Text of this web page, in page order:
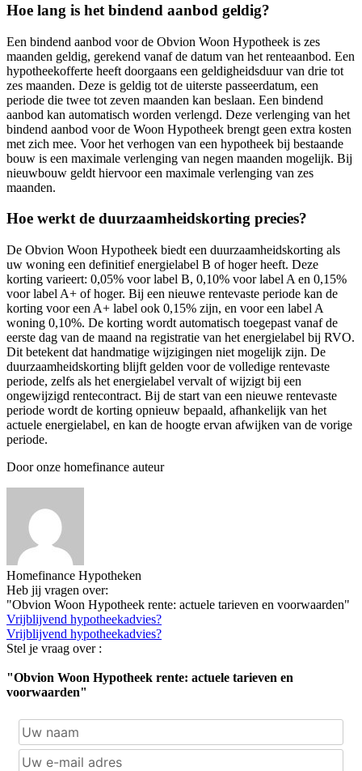
Hoe lang is het bindend aanbod geldig?
Een bindend aanbod voor de Obvion Woon Hypotheek is zes
maanden geldig, gerekend vanaf de datum van het renteaanbod. Een
hypotheekofferte heeft doorgaans een geldigheidsduur van drie tot
zes maanden. Deze is geldig tot de uiterste passeerdatum, een
periode die twee tot zeven maanden kan beslaan. Een bindend
aanbod kan automatisch worden verlengd. Deze verlenging van het
bindend aanbod voor de Woon Hypotheek brengt geen extra kosten
met zich mee. Voor het verhogen van een hypotheek bij bestaande
bouw is een maximale verlenging van negen maanden mogelijk. Bij
nieuwbouw geldt hiervoor een maximale verlenging van zes
maanden.
Hoe werkt de duurzaamheidskorting precies?
De Obvion Woon Hypotheek biedt een duurzaamheidskorting als
uw woning een definitief energielabel B of hoger heeft. Deze
korting varieert: 0,05% voor label B, 0,10% voor label A en 0,15%
voor label A+ of hoger. Bij een nieuwe rentevaste periode kan de
korting voor een A+ label ook 0,15% zijn, en voor een label A
woning 0,10%. De korting wordt automatisch toegepast vanaf de
eerste dag van de maand na registratie van het energielabel bij RVO.
Dit betekent dat handmatige wijzigingen niet mogelijk zijn. De
duurzaamheidskorting blijft gelden voor de volledige rentevaste
periode, zelfs als het energielabel vervalt of wijzigt bij een
ongewijzigd rentecontract. Bij de start van een nieuwe rentevaste
periode wordt de korting opnieuw bepaald, afhankelijk van het
actuele energielabel, en kan de hoogte ervan afwijken van de vorige
periode.
Door onze homefinance auteur
Homefinance Hypotheken
Heb jij vragen over:
"Obvion Woon Hypotheek rente: actuele tarieven en voorwaarden"
Vrijblijvend hypotheekadvies?
Vrijblijvend hypotheekadvies?
Stel je vraag over :
"Obvion Woon Hypotheek rente: actuele tarieven en
voorwaarden"